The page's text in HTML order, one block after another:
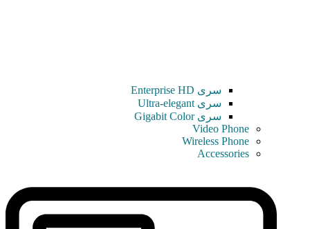
سری Enterprise HD
سری Ultra-elegant
سری Gigabit Color
Video Phone
Wireless Phone
Accessories